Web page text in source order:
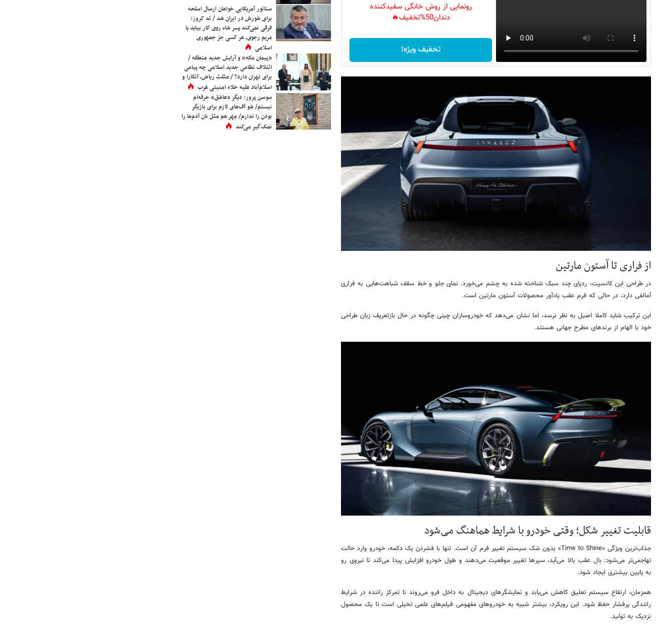
رونمایی از روش خانگی سفیدکننده
دندان50%تخفیف🔥
تخفیف ویژه!
از فراری تا آستون مارتین
در طراحی این کانسپت، ردپای چند سبک شناخته‌ شده به چشم می‌خورد. نمای جلو و خط سقف شباهت‌هایی به فراری
آمالفی دارد، در حالی که فرم عقب یادآور محصولات آستون مارتین است.
این ترکیب شاید کاملا اصیل به نظر نرسد، اما نشان می‌دهد که خودروسازان چینی چگونه در حال بازتعریف زبان طراحی
خود با الهام از برندهای مطرح جهانی هستند.
قابلیت تغییر شکل؛ وقتی خودرو با شرایط هماهنگ می‌شود
جذاب‌ترین ویژگی «Time to Shine» بدون شک سیستم تغییر فرم آن است. تنها با فشردن یک دکمه، خودرو وارد حالت
تهاجمی‌تر می‌شود: بال عقب بالا می‌آید، سپرها تغییر موقعیت می‌دهند و طول خودرو افزایش پیدا می‌کند تا نیروی رو
به پایین بیشتری ایجاد شود.
همزمان، ارتفاع سیستم تعلیق کاهش می‌یابد و نمایشگرهای دیجیتال به داخل فرو می‌روند تا تمرکز راننده در شرایط
رانندگی پرفشار حفظ شود. این رویکرد، بیشتر شبیه به خودروهای مفهومی فیلم‌های علمی تخیلی است تا یک محصول
نزدیک به تولید.
سناتور آمریکایی خواهان ارسال اسلحه
برای شورش در ایران شد / تد کروز:
فرقی نمی‌کند پسر شاه روی کار بیاید یا
مریم رجوی، هر کسی جز جمهوری
اسلامی
«پیمان مکه» و آرایش جدید منطقه /
ائتلاف نظامی جدید اسلامی چه پیامی
برای تهران دارد؟ / مثلث ریاض، آنکارا و
اسلام‌آباد علیه خلاء امنیتی غرب
سوسن پرور: دیگر «عاشق» حرفه‌ام
نیستم/ شو آف‌های لازم برای بازیگر
بودن را ندارم/ مِهر هم مثل نان آدم‌ها را
نمک‌گیر می‌کند